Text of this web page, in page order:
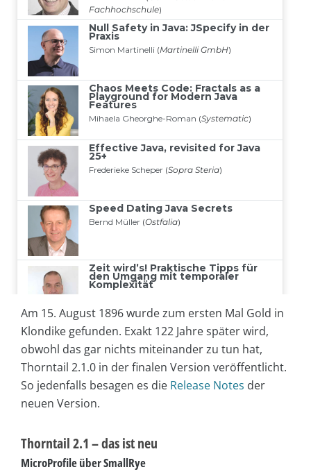
Am 15. August 1896 wurde zum ersten Mal Gold in
Klondike gefunden. Exakt 122 Jahre später wird,
obwohl das gar nichts miteinander zu tun hat,
Thorntail 2.1.0 in der finalen Version veröffentlicht.
So jedenfalls besagen es die Release Notes der
neuen Version.
Thorntail 2.1 – das ist neu
MicroProfile über SmallRye